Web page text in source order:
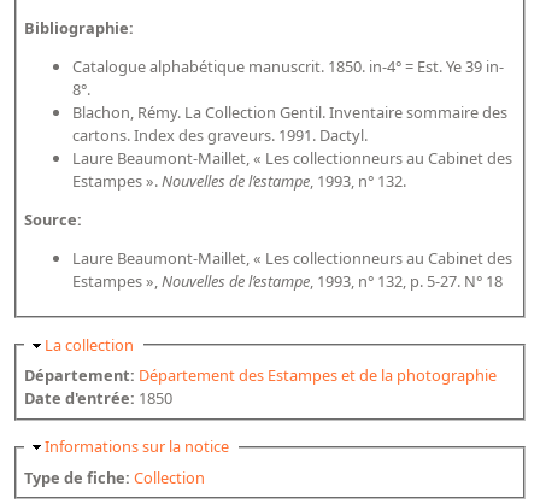
L'histoire de la BnF en objets
Explorer
Organigrammes de la bibliothèque
Rapports d'activité de la Bibliothèque
Répertoire des catalogues
Répertoire des manuscrits du XXe siècle
Publications
Guides des sources publiés
Ouvrages et documents sur la BnF numérisés dans Gallica
Bibliographie:
Catalogue alphabétique manuscrit. 1850. in-4° = Est. Ye 39 in-
8°.
Blachon, Rémy. La Collection Gentil. Inventaire sommaire des
cartons. Index des graveurs. 1991. Dactyl.
Laure Beaumont-Maillet, « Les collectionneurs au Cabinet des
Estampes ».Nouvelles de l’estampe, 1993, n° 132.
Source:
Laure Beaumont-Maillet, « Les collectionneurs au Cabinet des
Estampes »,Nouvelles de l’estampe, 1993, n° 132, p. 5-27. N° 18
Masquer
La collection
Département: Département des Estampes et de la photographie
Date d'entrée: 1850
Masquer
Informations sur la notice
Type de fiche:Collection